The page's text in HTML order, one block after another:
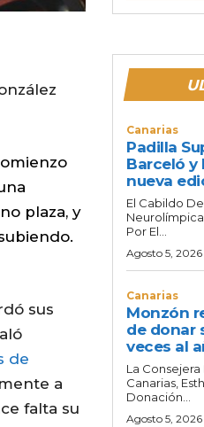
plaza, y
sus
de
a
falta su
Canarias
Padilla
Barceló y
nueva
El Cabildo
Por El...
Agosto 5, 2026
Canarias
Monzón
de donar
veces al
La
Canarias,
Donación...
Agosto 5, 2026